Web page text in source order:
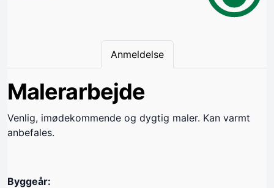
Anmeldelse
Malerarbejde
Venlig, imødekommende og dygtig maler. Kan varmt
anbefales.
Byggeår: